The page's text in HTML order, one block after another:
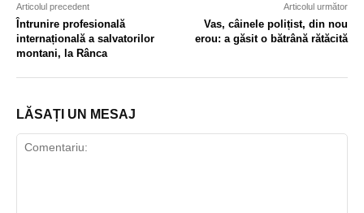
Articolul precedent
Întrunire profesională
internațională a salvatorilor
montani, la Rânca
Articolul următor
Vas, câinele polițist, din nou
erou: a găsit o bătrână rătăcită
LĂSAȚI UN MESAJ